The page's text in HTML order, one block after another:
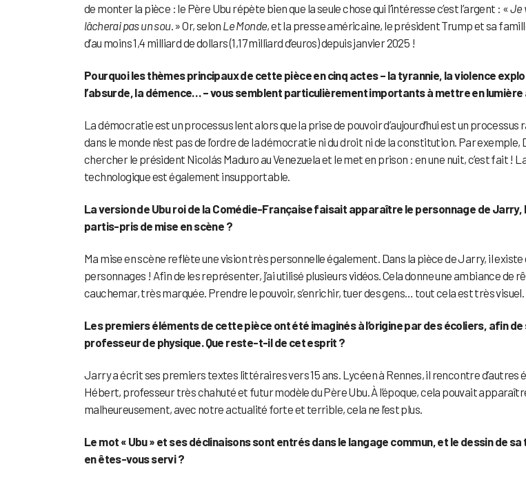
de monter la pièce : le Père Ubu répète bien que la seule chose qui l’intéresse c’est l’argent : «Je
lâcherai pas un sou. » Or, selon Le Monde, et la presse américaine, le président Trump et sa
d’au moins 1,4 milliard de dollars (1,17 milliard d’euros) depuis janvier 2025 !
Pourquoi les thèmes principaux de cette pièce en cinq actes – la tyrannie, la violence
l’absurde, la démence… – vous semblent particulièrement importants à mettre en lumière
La démocratie est un processus lent alors que la prise de pouvoir d’aujourd’hui est un processus
dans le monde n’est pas de l’ordre de la démocratie ni du droit ni de la constitution. Par exemple,
chercher le président Nicolás Maduro au Venezuela et le met en prison : en une nuit, c’est fait !
technologique est également insupportable.
La version de Ubu roi de la Comédie-Française faisait apparaître le personnage de Jarry,
partis-pris de mise en scène ?
Ma mise en scène reflète une vision très personnelle également. Dans la pièce de Jarry, il existe
personnages ! Afin de les représenter, j’ai utilisé plusieurs vidéos. Cela donne une ambiance de
cauchemar, très marquée. Prendre le pouvoir, s’enrichir, tuer des gens… tout cela est très visuel.
Les premiers éléments de cette pièce ont été imaginés à l’origine par des écoliers, afin de
professeur de physique. Que reste-t-il de cet esprit ?
Jarry a écrit ses premiers textes littéraires vers 15 ans. Lycéen à Rennes, il rencontre d’autres
Hébert, professeur très chahuté et futur modèle du Père Ubu. À l’époque, cela pouvait
malheureusement, avec notre actualité forte et terrible, cela ne l’est plus.
Le mot « Ubu » et ses déclinaisons sont entrés dans le langage commun, et le dessin de
en êtes-vous servi ?